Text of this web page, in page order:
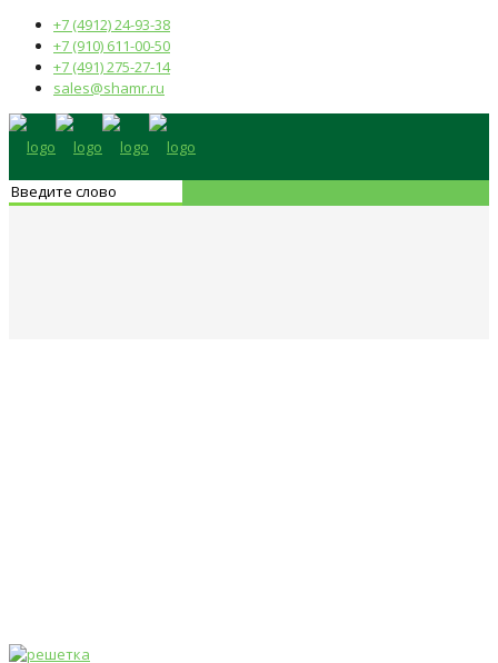
+7 (4912) 24-93-38
+7 (910) 611-00-50
+7 (491) 275-27-14
sales@shamr.ru